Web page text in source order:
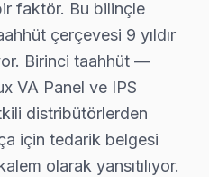
kullanıcılarının
Finlux VA
UHD sistemini
IPS ekranlarda daha sık
bu sorunla başvuran
model ve serilerinde
faktör. Bu bilinçle
çerçevesi 9 yıldır
Birinci taahhüt —
VA Panel ve IPS
distribütörlerden
için tedarik belgesi
olarak yansıtılıyor.